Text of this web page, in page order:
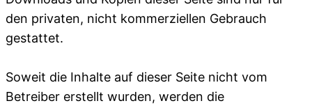
den privaten, nicht kommerziellen Gebrauch
gestattet.
Soweit die Inhalte auf dieser Seite nicht vom
Betreiber erstellt wurden, werden die